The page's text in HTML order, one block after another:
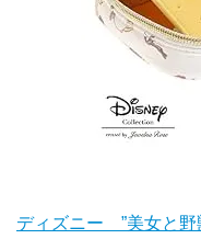
ディズニー ”美女と野